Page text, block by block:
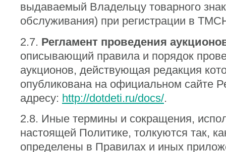
выдаваемый Владельцу товарного
обслуживания) при регистрации в
2.7. Регламент проведения
описывающий правила и порядок
аукционов, действующая редакция
опубликована на официальном сайте
адресу: http://dotdeti.ru/docs/.
2.8. Иные термины и сокращения,
настоящей Политике, толкуются так,
определены в Правилах и иных